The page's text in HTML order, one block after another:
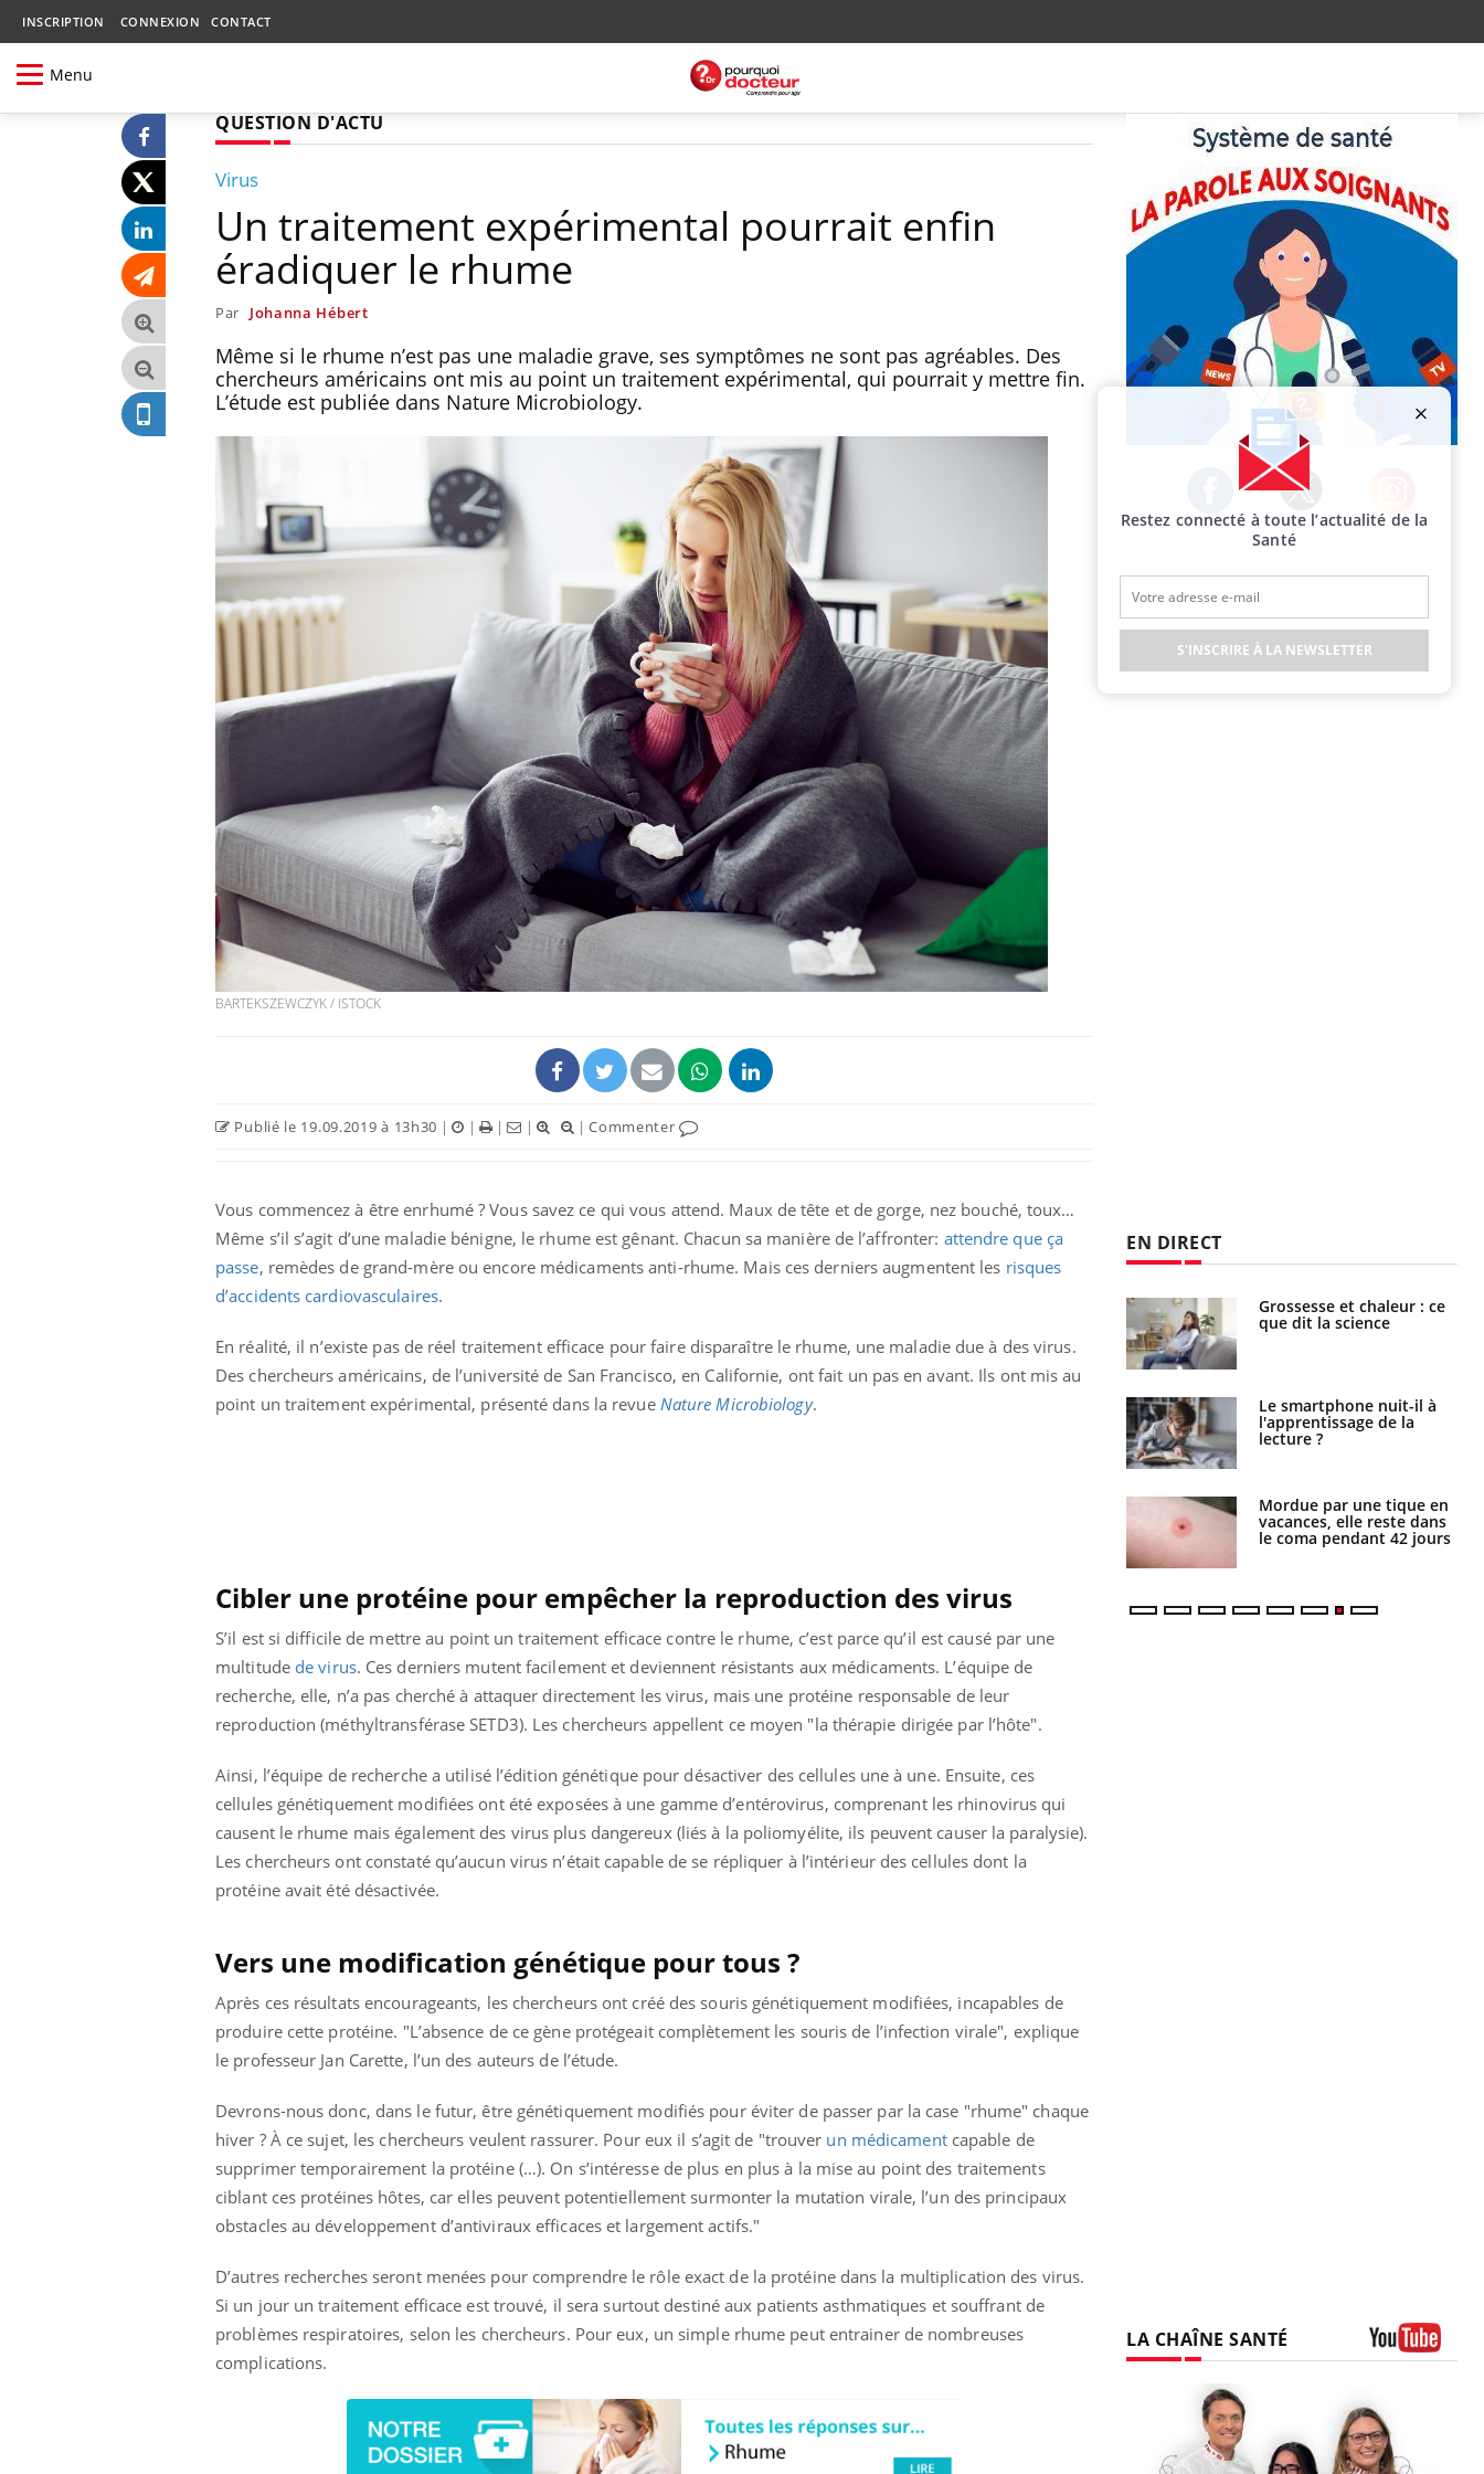
INSCRIPTION CONNEXION CONTACT
Menu
QUESTION D'ACTU
Virus
Un traitement expérimental pourrait enfin
éradiquer le rhume
Par Johanna Hébert
Même si le rhume n’est pas une maladie grave, ses symptômes ne sont pas agréables. Des
chercheurs américains ont mis au point un traitement expérimental, qui pourrait y mettre fin.
L’étude est publiée dans Nature Microbiology.
BARTEKSZEWCZYK / ISTOCK
Publié le 19.09.2019 à 13h30 | | | | |Commenter
Vous commencez à être enrhumé ? Vous savez ce qui vous attend. Maux de tête et de gorge, nez bouché, toux…
Même s’il s’agit d’une maladie bénigne, le rhume est gênant. Chacun sa manière de l’affronter: attendre que ça
passe, remèdes de grand-mère ou encore médicaments anti-rhume. Mais ces derniers augmentent les risques
d’accidents cardiovasculaires.
En réalité, il n’existe pas de réel traitement efficace pour faire disparaître le rhume, une maladie due à des virus.
Des chercheurs américains, de l’université de San Francisco, en Californie, ont fait un pas en avant. Ils ont mis au
point un traitement expérimental, présenté dans la revue Nature Microbiology.
Cibler une protéine pour empêcher la reproduction des virus
S’il est si difficile de mettre au point un traitement efficace contre le rhume, c’est parce qu’il est causé par une
multitude de virus. Ces derniers mutent facilement et deviennent résistants aux médicaments. L’équipe de
recherche, elle, n’a pas cherché à attaquer directement les virus, mais une protéine responsable de leur
reproduction (méthyltransférase SETD3). Les chercheurs appellent ce moyen "la thérapie dirigée par l’hôte".
Ainsi, l’équipe de recherche a utilisé l’édition génétique pour désactiver des cellules une à une. Ensuite, ces
cellules génétiquement modifiées ont été exposées à une gamme d’entérovirus, comprenant les rhinovirus qui
causent le rhume mais également des virus plus dangereux (liés à la poliomyélite, ils peuvent causer la paralysie).
Les chercheurs ont constaté qu’aucun virus n’était capable de se répliquer à l’intérieur des cellules dont la
protéine avait été désactivée.
Vers une modification génétique pour tous ?
Après ces résultats encourageants, les chercheurs ont créé des souris génétiquement modifiées, incapables de
produire cette protéine. "L’absence de ce gène protégeait complètement les souris de l’infection virale", explique
le professeur Jan Carette, l’un des auteurs de l’étude.
Devrons-nous donc, dans le futur, être génétiquement modifiés pour éviter de passer par la case "rhume" chaque
hiver ? À ce sujet, les chercheurs veulent rassurer. Pour eux il s’agit de "trouver un médicamentcapable de
supprimer temporairement la protéine (…). On s’intéresse de plus en plus à la mise au point des traitements
ciblant ces protéines hôtes, car elles peuvent potentiellement surmonter la mutation virale, l’un des principaux
obstacles au développement d’antiviraux efficaces et largement actifs."
D’autres recherches seront menées pour comprendre le rôle exact de la protéine dans la multiplication des virus.
Si un jour un traitement efficace est trouvé, il sera surtout destiné aux patients asthmatiques et souffrant de
problèmes respiratoires, selon les chercheurs. Pour eux, un simple rhume peut entrainer de nombreuses
complications.
Facebook Twitter Instagram
EN DIRECT
Chikungunya, dengue,
t-il dans le sud de la
France ?
Les médicaments GLP-1
protègent-ils aussi les os
VIH : la fin du comprimé
noyade grimpe-t-il ?
Grossesse et chaleur : ce
que dit la science
Le smartphone nuit-il à
l'apprentissage de la
lecture ?
Mordue par une tique en
vacances, elle reste dans
le coma pendant 42 jours
LA CHAÎNE SANTÉ
Restez connecté à toute l’actualité de la
Santé
S'INSCRIRE À LA NEWSLETTER